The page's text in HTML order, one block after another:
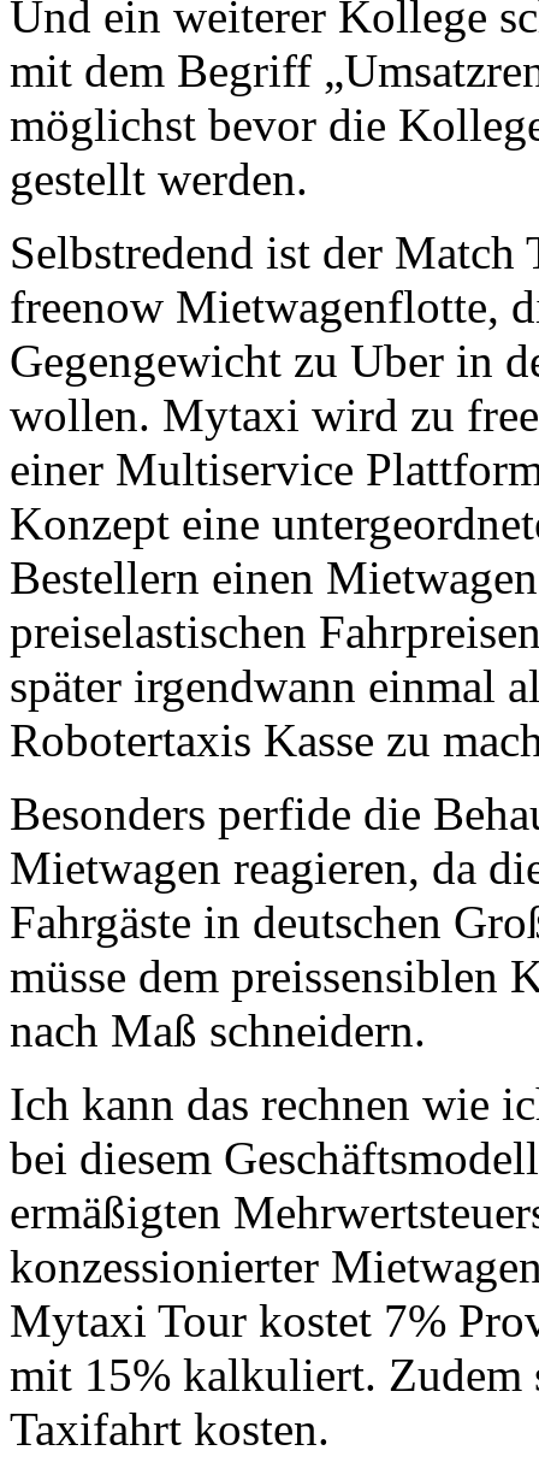
Und ein weiterer Kollege
mit dem Begriff
möglichst bevor die
gestellt werden.
Selbstredend ist der Match
freenow Mietwagenflotte,
Gegengewicht zu Uber in
wollen. Mytaxi wird zu
einer Multiservice
Konzept eine
Bestellern einen
preiselastischen
später irgendwann einmal
Robotertaxis Kasse zu
Besonders perfide die
Mietwagen reagieren, da
Fahrgäste in deutschen
müsse dem preissensiblen
nach Maß schneidern.
Ich kann das rechnen wie
bei diesem
ermäßigten
konzessionierter
Mytaxi Tour kostet 7%
mit 15% kalkuliert. Zudem
Taxifahrt kosten.